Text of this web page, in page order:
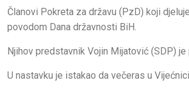
Članovi Pokreta za državu (PzD) koji
povodom Dana državnosti BiH.
Njihov predstavnik Vojin Mijatović (SDP)
U nastavku je istakao da večeras u